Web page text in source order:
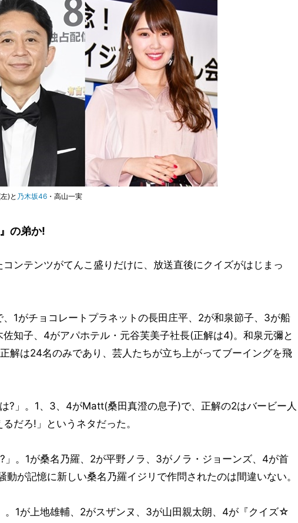
)と 乃木坂46 ・高山一実
の弟か!
ンテンツがてんこ盛りだけに、放送直後にクイズがはじまっ
1がチョコレートプラネットの長田庄平、2が和泉節子、3が船
知子、4がアパホテル・元谷芙美子社長(正解は4)。和泉元彌と
解は24名のみであり、芸人たちが立ち上がってブーイングを飛
?」。1、3、4がMatt(桑田真澄の息子)で、正解の2はバービー人
だろ!」というネタだった。
」。1が桑名乃羅、2が平野ノラ、3がノラ・ジョーンズ、4が首
が記憶に新しい桑名乃羅イジリで作問されたのは間違いない。
。1が上地雄輔、2がスザンヌ、3が山田親太朗、4が『クイズ☆